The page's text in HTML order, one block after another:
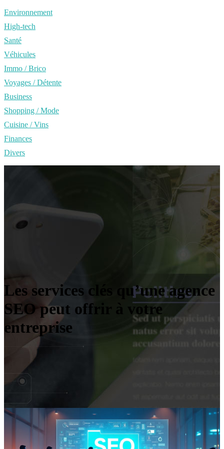
Environnement
High-tech
Santé
Véhicules
Immo / Brico
Voyages / Détente
Business
Shopping / Mode
Cuisine / Vins
Finances
Divers
Les services clés qu’une agence
SEO peut offrir à votre
entreprise